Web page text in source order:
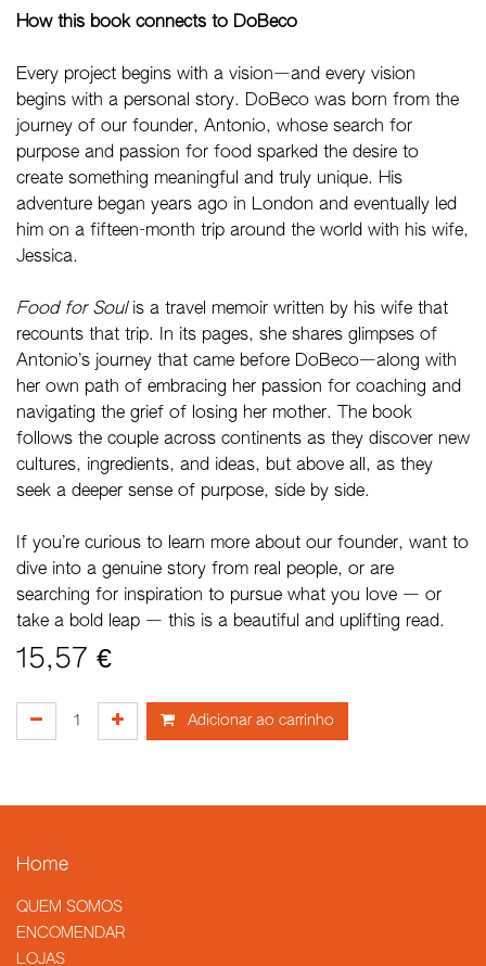
How this book connects to DoBeco
Every project begins with a vision—and every vision
begins with a personal story. DoBeco was born from the
journey of our founder, Antonio, whose search for
purpose and passion for food sparked the desire to
create something meaningful and truly unique. His
adventure began years ago in London and eventually led
him on a fifteen-month trip around the world with his wife,
Jessica.
Food for Soulis a travel memoir written by his wife that
recounts that trip. In its pages, she shares glimpses of
Antonio’s journey that came before DoBeco—along with
her own path of embracing her passion for coaching and
navigating the grief of losing her mother. The book
follows the couple across continents as they discover new
cultures, ingredients, and ideas, but above all, as they
seek a deeper sense of purpose, side by side.
If you’re curious to learn more about our founder, want to
dive into a genuine story from real people, or are
searching for inspiration to pursue what you love — or
take a bold leap — this is a beautiful and uplifting read.
15,57 €
Adicionar ao carrinho
Home
QUEM SOMOS
​ENCOMENDAR
LOJAS